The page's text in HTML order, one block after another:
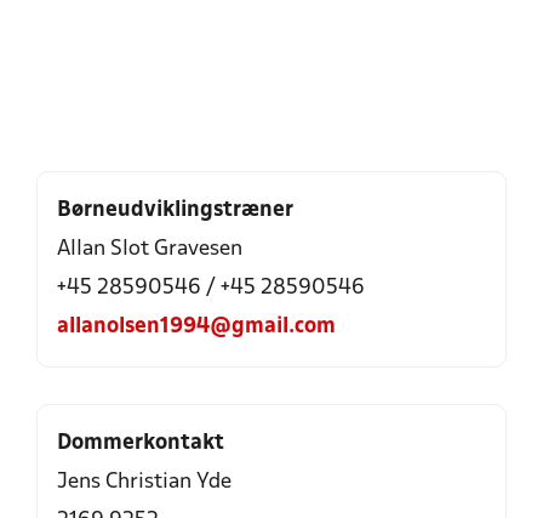
Børneudviklingstræner
Allan Slot Gravesen
+45 28590546 / +45 28590546
allanolsen1994@gmail.com
Dommerkontakt
Jens Christian Yde